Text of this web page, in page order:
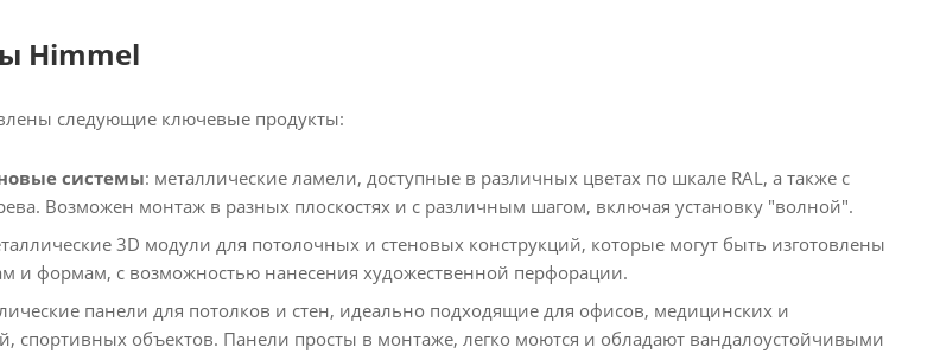
Himmel
следующие ключевые продукты:
системы: металлические ламели, доступные в различных цветах по шкале RAL, а также с
Возможен монтаж в разных плоскостях и с различным шагом, включая установку "волной".
3D модули для потолочных и стеновых конструкций, которые могут быть изготовлены
и формам, с возможностью нанесения художественной перфорации.
панели для потолков и стен, идеально подходящие для офисов, медицинских и
спортивных объектов. Панели просты в монтаже, легко моются и обладают вандалоустойчивыми